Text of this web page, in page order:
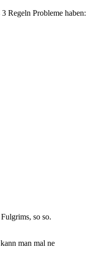
Regeln Probleme haben:
so so.
man mal ne